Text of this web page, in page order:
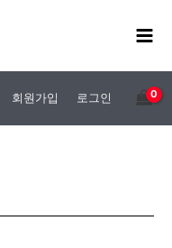
회원가입 로그인